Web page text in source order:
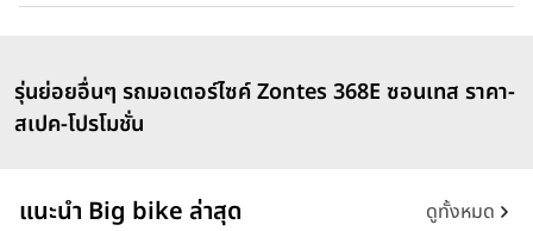
รุ่นย่อยอื่นๆ รถมอเตอร์ไซค์ Zontes 368E ซอนเทส ราคา-
สเปค-โปรโมชั่น
แนะนำ Big bike ล่าสุด ดูทั้งหมด